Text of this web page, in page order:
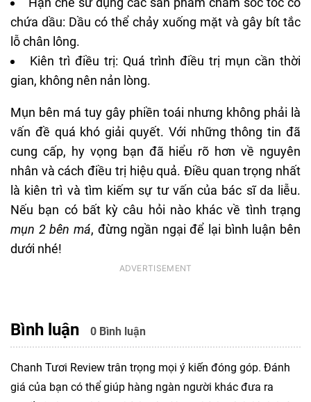
chứa dầu: Dầu có thể chảy xuống mặt và gây bít tắc
lỗ chân lông.
Kiên trì điều trị: Quá trình điều trị mụn cần thời
gian, không nên nản lòng.
Mụn bên má tuy gây phiền toái nhưng không phải là
vấn đề quá khó giải quyết. Với những thông tin đã
cung cấp, hy vọng bạn đã hiểu rõ hơn về nguyên
nhân và cách điều trị hiệu quả. Điều quan trọng nhất
là kiên trì và tìm kiếm sự tư vấn của bác sĩ da liễu.
Nếu bạn có bất kỳ câu hỏi nào khác về tình trạng
mụn 2 bên má, đừng ngần ngại để lại bình luận bên
dưới nhé!
Bình luận 0 Bình luận
Chanh Tươi Review trân trọng mọi ý kiến đóng góp. Đánh
giá của bạn có thể giúp hàng ngàn người khác đưa ra